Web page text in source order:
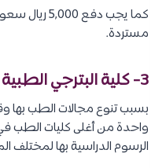
كما يجب دفع
مستردة.
3- كلية البترجي الطبية للعلوم والتكنولوجيا:
بسبب تنوع مجالات الطب بها
واحدة من أغلى كليات الطب
الرسوم الدراسية بها لمختلف